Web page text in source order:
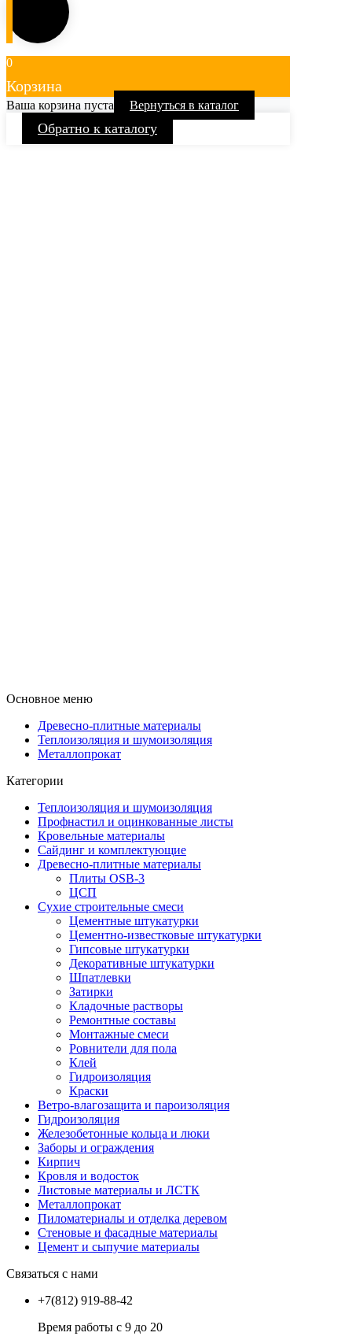
0
Корзина
Ваша корзина пуста Вернуться в каталог
Обратно к каталогу
Основное меню
Древесно-плитные материалы
Теплоизоляция и шумоизоляция
Металлопрокат
Категории
Теплоизоляция и шумоизоляция
Профнастил и оцинкованные листы
Кровельные материалы
Сайдинг и комплектующие
Древесно-плитные материалы
Плиты OSB-3
ЦСП
Сухие строительные смеси
Цементные штукатурки
Цементно-известковые штукатурки
Гипсовые штукатурки
Декоративные штукатурки
Шпатлевки
Затирки
Кладочные растворы
Ремонтные составы
Монтажные смеси
Ровнители для пола
Клей
Гидроизоляция
Краски
Ветро-влагозащита и пароизоляция
Гидроизоляция
Железобетонные кольца и люки
Заборы и ограждения
Кирпич
Кровля и водосток
Листовые материалы и ЛСТК
Металлопрокат
Пиломатериалы и отделка деревом
Стеновые и фасадные материалы
Цемент и сыпучие материалы
Связаться с нами
+7(812) 919-88-42
Время работы с 9 до 20